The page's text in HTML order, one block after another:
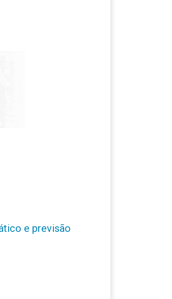
e previsão